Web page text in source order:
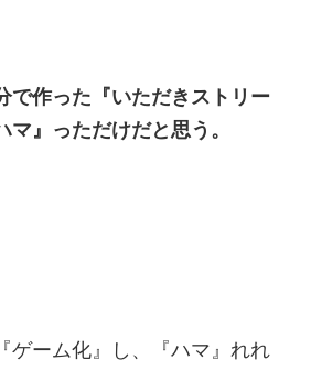
で作った『いただきストリー
マ』っただけだと思う。
ゲーム化』し、『ハマ』れれ